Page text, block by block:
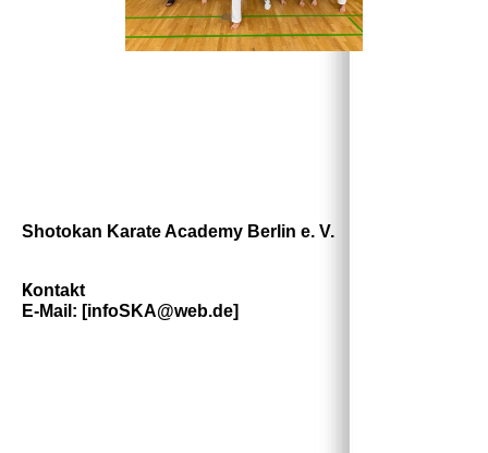
Shotokan Karate Academy Berlin e. V.
Kontakt
E-Mail: [infoSKA@web.de]